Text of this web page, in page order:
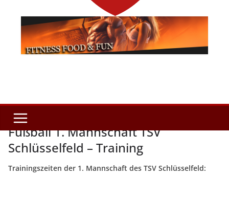
Fußball 1. Mannschaft TSV
Schlüsselfeld – Training
Trainingszeiten der 1. Mannschaft des TSV Schlüsselfeld: